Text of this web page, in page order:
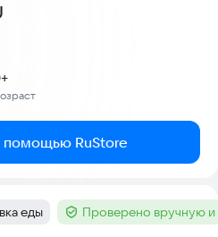
помощью RuStore
еды Тег :Проверено вручную